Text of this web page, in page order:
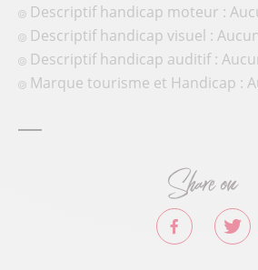
Descriptif handicap moteur :
Descriptif handicap visuel :
Descriptif handicap auditif :
Marque tourisme et Handicap :
Share on